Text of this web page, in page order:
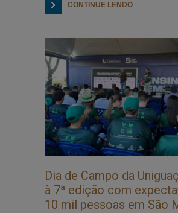
CONTINUE LENDO
Dia de Campo da
à 7ª edição com
10 mil pessoas em São